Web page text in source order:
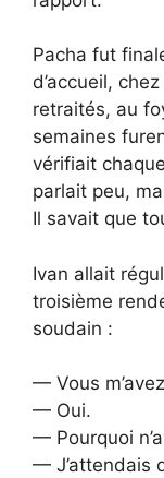
Pacha fut
d’accueil,
retraités, au
semaines
vérifiait
parlait peu,
Il savait que
Ivan allait
troisième
soudain :
— Vous
— Oui.
— Pourquoi
— J’attendais